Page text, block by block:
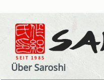
Über Saroshi